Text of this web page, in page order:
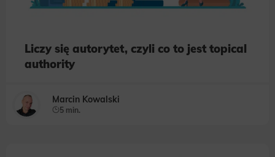
Liczy się autorytet, czyli co to jest topical
authority
Marcin Kowalski
5 min.